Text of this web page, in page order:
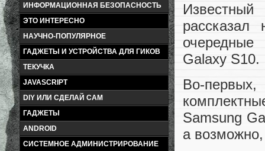
ИНФОРМАЦИОННАЯ БЕЗОПАСНОСТЬ
ЭТО ИНТЕРЕСНО
НАУЧНО-ПОПУЛЯРНОЕ
ГАДЖЕТЫ И УСТРОЙСТВА ДЛЯ ГИКОВ
ТЕКУЧКА
JAVASCRIPT
DIY ИЛИ СДЕЛАЙ САМ
ГАДЖЕТЫ
ANDROID
СИСТЕМНОЕ АДМИНИСТРИРОВАНИЕ
Galaxy S10.
Во-
Samsung
а